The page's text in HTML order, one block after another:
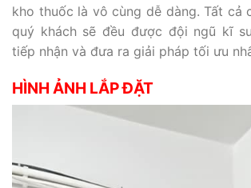
kho thuốc là vô cùng dễ dàng. Tất cả
quý khách sẽ đều được đội ngũ kĩ
tiếp nhận và đưa ra giải pháp tối ưu
HÌNH ẢNH LẮP ĐẶT